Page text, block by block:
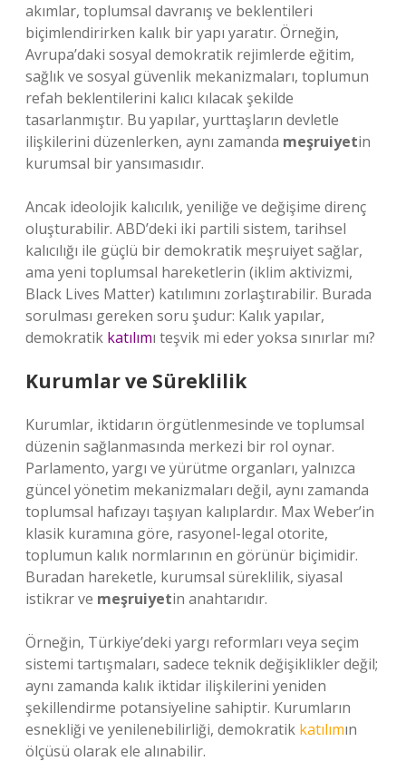
akımlar, toplumsal davranış ve beklentileri
biçimlendirirken kalık bir yapı yaratır. Örneğin,
Avrupa’daki sosyal demokratik rejimlerde eğitim,
sağlık ve sosyal güvenlik mekanizmaları, toplumun
refah beklentilerini kalıcı kılacak şekilde
tasarlanmıştır. Bu yapılar, yurttaşların devletle
ilişkilerini düzenlerken, aynı zamanda meşruiyetin
kurumsal bir yansımasıdır.
Ancak ideolojik kalıcılık, yeniliğe ve değişime direnç
oluşturabilir. ABD’deki iki partili sistem, tarihsel
kalıcılığı ile güçlü bir demokratik meşruiyet sağlar,
ama yeni toplumsal hareketlerin (iklim aktivizmi,
Black Lives Matter) katılımını zorlaştırabilir. Burada
sorulması gereken soru şudur: Kalık yapılar,
demokratik katılımı teşvik mi eder yoksa sınırlar mı?
Kurumlar ve Süreklilik
Kurumlar, iktidarın örgütlenmesinde ve toplumsal
düzenin sağlanmasında merkezi bir rol oynar.
Parlamento, yargı ve yürütme organları, yalnızca
güncel yönetim mekanizmaları değil, aynı zamanda
toplumsal hafızayı taşıyan kalıplardır. Max Weber’in
klasik kuramına göre, rasyonel-legal otorite,
toplumun kalık normlarının en görünür biçimidir.
Buradan hareketle, kurumsal süreklilik, siyasal
istikrar ve meşruiyetin anahtarıdır.
Örneğin, Türkiye’deki yargı reformları veya seçim
sistemi tartışmaları, sadece teknik değişiklikler değil;
aynı zamanda kalık iktidar ilişkilerini yeniden
şekillendirme potansiyeline sahiptir. Kurumların
esnekliği ve yenilenebilirliği, demokratik katılımın
ölçüsü olarak ele alınabilir.